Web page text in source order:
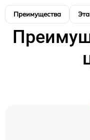
Преимущества